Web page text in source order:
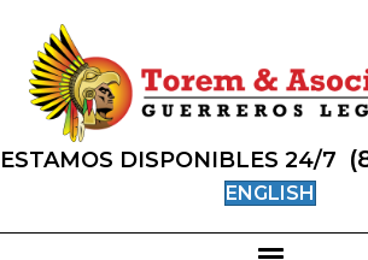
ESTAMOS DISPONIBLES 24/7
ENGLISH